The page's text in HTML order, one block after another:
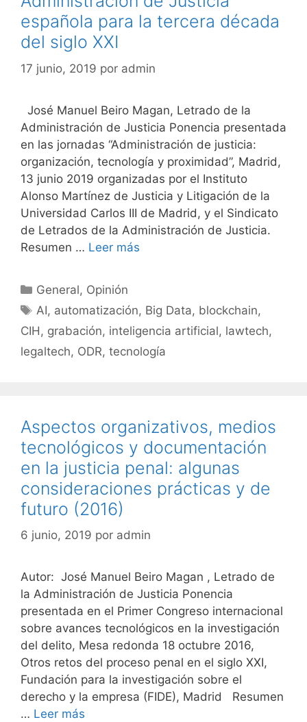
española para la tercera década
del siglo XXI
17 junio, 2019 por admin
José Manuel Beiro Magan, Letrado de la
Administración de Justicia Ponencia presentada
en las jornadas “Administración de justicia:
organización, tecnología y proximidad”, Madrid,
13 junio 2019 organizadas por el Instituto
Alonso Martínez de Justicia y Litigación de la
Universidad Carlos III de Madrid, y el Sindicato
de Letrados de la Administración de Justicia.
Resumen … Leer más
Categorías
General, Opinión
Etiquetas
AI, automatización, Big Data, blockchain,
CIH , grabación, inteligencia artificial, lawtech,
legaltech, ODR, tecnología
Aspectos organizativos, medios
tecnológicos y documentación
en la justicia penal: algunas
consideraciones prácticas y de
futuro (2016)
6 junio, 2019 por admin
Autor: José Manuel Beiro Magan , Letrado de
la Administración de Justicia Ponencia
presentada en el Primer Congreso internacional
sobre avances tecnológicos en la investigación
del delito, Mesa redonda 18 octubre 2016,
Otros retos del proceso penal en el siglo XXI,
Fundación para la investigación sobre el
derecho y la empresa (FIDE), Madrid Resumen
… Leer más